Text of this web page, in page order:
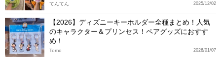
2025/12/02
てんてん
【2026】ディズニーキーホルダー全種まとめ！人気
のキャラクター＆プリンセス！ペアグッズにおすす
め！
2026/01/07
Tomo